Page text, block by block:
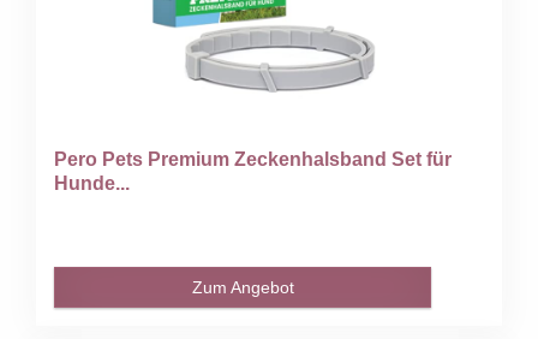
Pero Pets Premium Zeckenhalsband Set für
Hunde...
Zum Angebot